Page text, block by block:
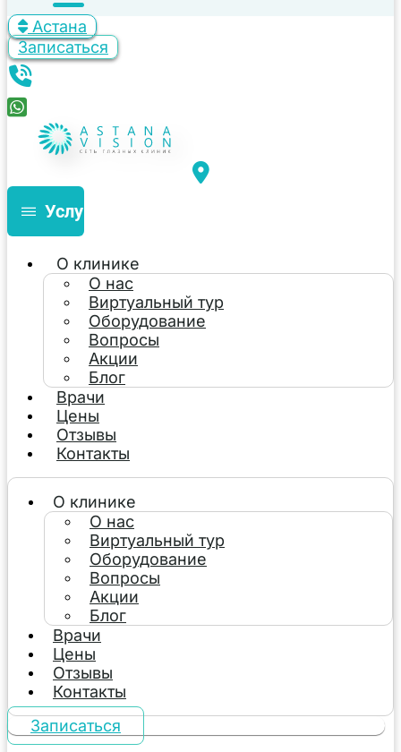
Астана
Записаться
Услуги
О клинике
О нас
Виртуальный тур
Оборудование
Вопросы
Акции
Блог
Врачи
Цены
Отзывы
Контакты
О клинике
О нас
Виртуальный тур
Оборудование
Вопросы
Акции
Блог
Врачи
Цены
Отзывы
Контакты
Записаться